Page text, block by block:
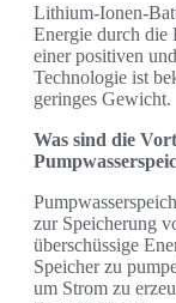
Lithium-Ionen-
Energie durch
einer positiven
Technologie ist
geringes Gewicht.
Was sind die
zur Speicherung
überschüssige
Speicher zu
um Strom zu